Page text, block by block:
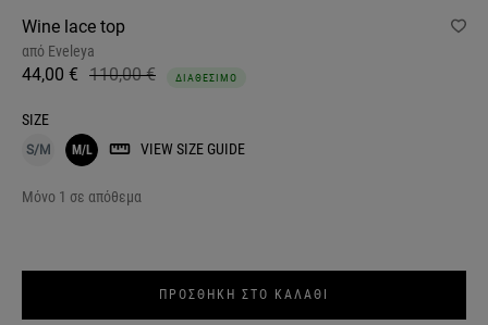
Wine lace top
από Eveleya
44,00 € 110,00 € ΔΙΑΘΕΣΙΜΟ
SIZE
S/M M/L VIEW SIZE GUIDE
Μόνο 1 σε απόθεμα
ΠΡΟΣΘΗΚΗ ΣΤΟ ΚΑΛΑΘΙ